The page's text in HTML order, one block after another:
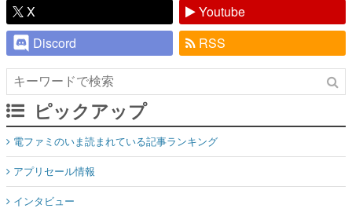
X
Youtube
Discord
RSS
ピックアップ
電ファミのいま読まれている記事ランキング
アプリセール情報
インタビュー